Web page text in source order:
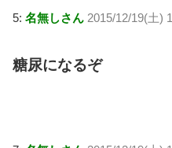
5: 名無しさん 2015/12/19(土)
糖尿になるぞ